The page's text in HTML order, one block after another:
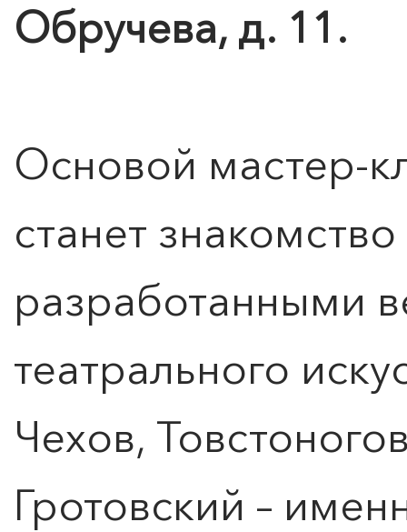
Обручева, д. 11.
Основой мастер-
станет
разработанными
театрального
Чехов,
Гротовский –